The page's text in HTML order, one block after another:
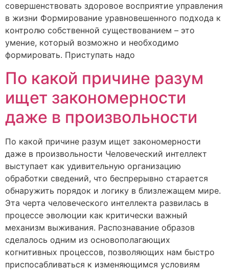
совершенствовать здоровое восприятие управления
в жизни Формирование уравновешенного подхода к
контролю собственной существованием – это
умение, который возможно и необходимо
формировать. Приступать надо
По какой причине разум
ищет закономерности
даже в произвольности
По какой причине разум ищет закономерности
даже в произвольности Человеческий интеллект
выступает как удивительную организацию
обработки сведений, что беспрерывно старается
обнаружить порядок и логику в близлежащем мире.
Эта черта человеческого интеллекта развилась в
процессе эволюции как критически важный
механизм выживания. Распознавание образов
сделалось одним из основополагающих
когнитивных процессов, позволяющих нам быстро
приспосабливаться к изменяющимся условиям